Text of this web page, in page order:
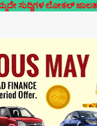
ಲೋಕಲ್ ಜಾಲತಾಣ |